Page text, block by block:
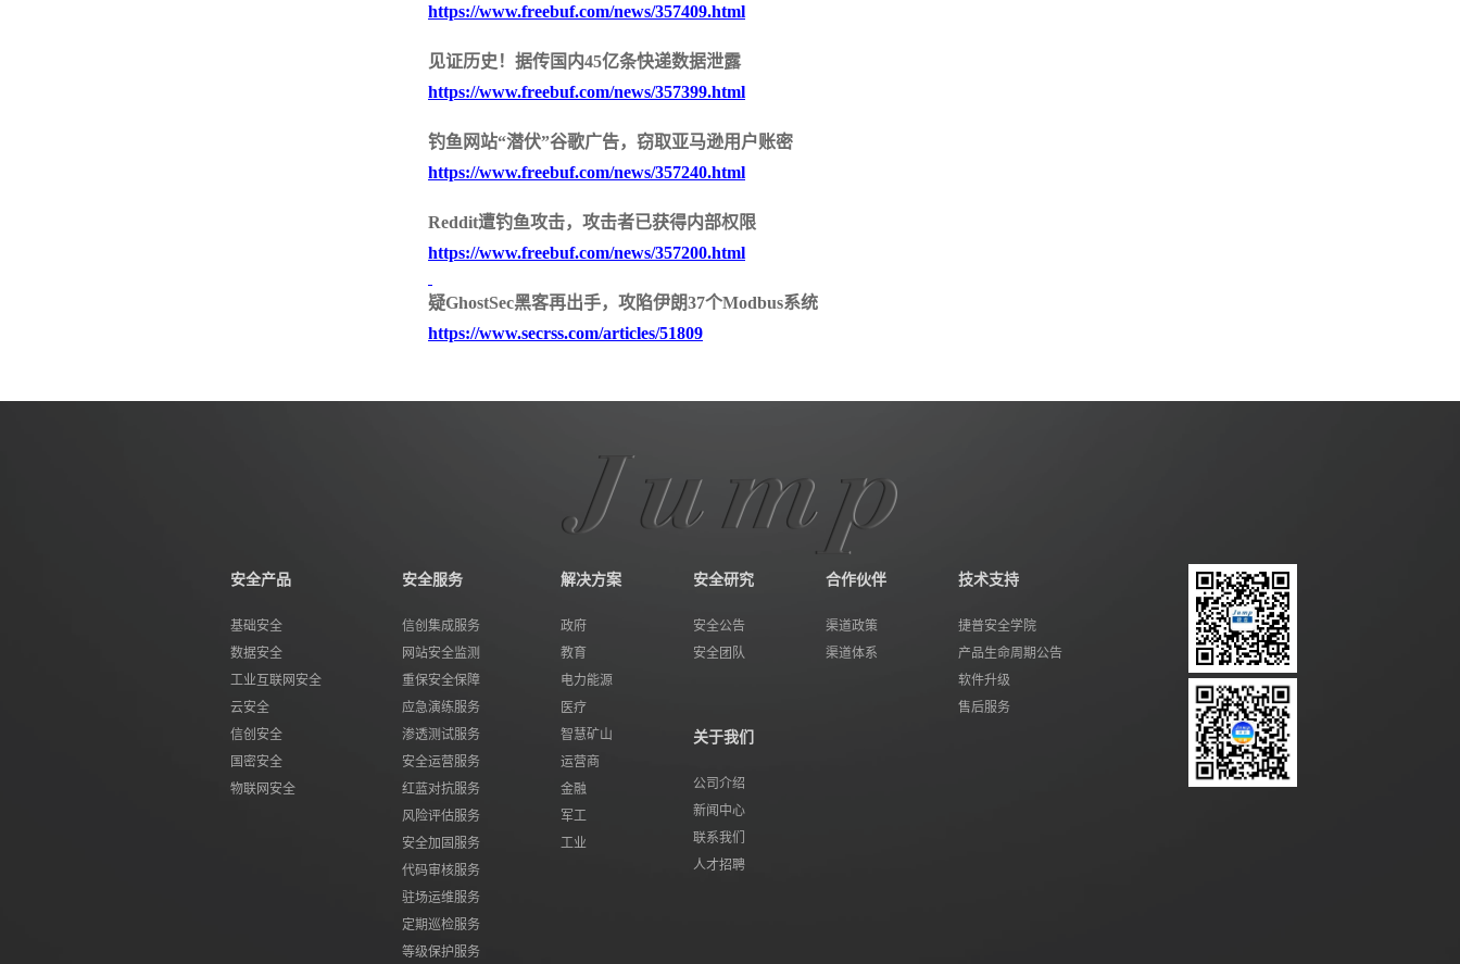
签名验签服务器
物联网视频综合安
https://www.freebuf.com/news/357409.html
见证历史！据传国内45亿条快递数据泄露
https://www.freebuf.com/news/357399.html
钓鱼网站“潜伏”谷歌广告，窃取亚马逊用户账密
https://www.freebuf.com/news/357240.html
Reddit遭钓鱼攻击，攻击者已获得内部权限
https://www.freebuf.com/news/357200.html
疑GhostSec黑客再出手，攻陷伊朗37个Modbus系统
https://www.secrss.com/articles/51809
安全产品
基础安全
数据安全
工业互联网安全
云安全
信创安全
国密安全
物联网安全
安全服务
信创集成服务
网站安全监测
重保安全保障
应急演练服务
渗透测试服务
安全运营服务
红蓝对抗服务
风险评估服务
安全加固服务
代码审核服务
驻场运维服务
定期巡检服务
等级保护服务
解决方案
政府
教育
电力能源
医疗
智慧矿山
运营商
金融
军工
工业
安全研究
安全公告
安全团队
合作伙伴
渠道政策
渠道体系
技术支持
捷普安全学院
产品生命周期公告
软件升级
售后服务
关于我们
公司介绍
新闻中心
联系我们
人才招聘